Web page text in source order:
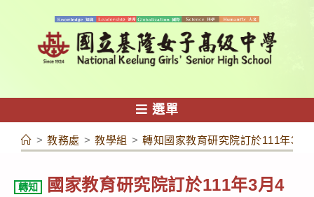
容
選單
> 教務處 > 教學組 > 轉知國家教育研究院訂於111年3月
轉知
國家教育研究院訂於111年3月4